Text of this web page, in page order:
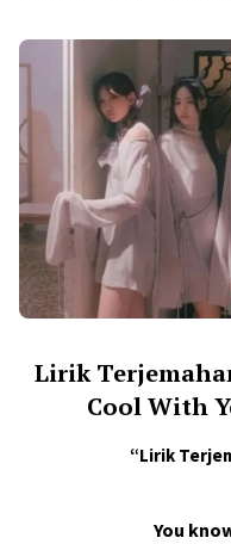
Lirik
Cool With
“Lirik
You